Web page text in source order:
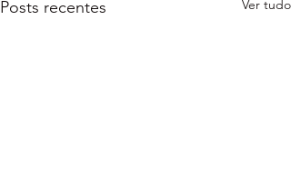
Posts recentes Ver tudo